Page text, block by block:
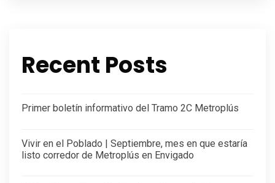
Recent Posts
Primer boletín informativo del Tramo 2C Metroplús
Vivir en el Poblado | Septiembre, mes en que estaría
listo corredor de Metroplús en Envigado